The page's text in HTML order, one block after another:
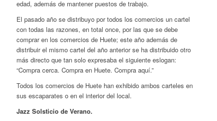
edad, además de mantener puestos de trabajo.
El pasado año se distribuyo por todos los comercios un cartel
con todas las razones, en total once, por las que se debe
comprar en los comercios de Huete; este año además de
distribuir el mismo cartel del año anterior se ha distribuido otro
más directo que tan solo expresaba el siguiente eslogan:
“Compra cerca. Compra en Huete. Compra aquí.”
Todos los comercios de Huete han exhibido ambos carteles en
sus escaparates o en el interior del local.
Jazz Solsticio de Verano.